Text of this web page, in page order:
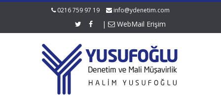
0216 759 97 19 info@ydenetim.com
| WebMail Erişim